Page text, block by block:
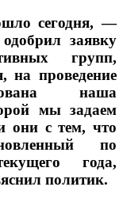
сегодня, —
заявку
групп,
на проведение
наша
мы задаем
они с тем, что
по
года,
политик.